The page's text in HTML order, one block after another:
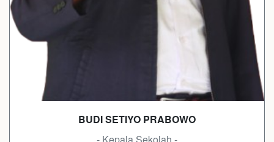
BUDI SETIYO PRABOWO
- Kepala Sekolah -